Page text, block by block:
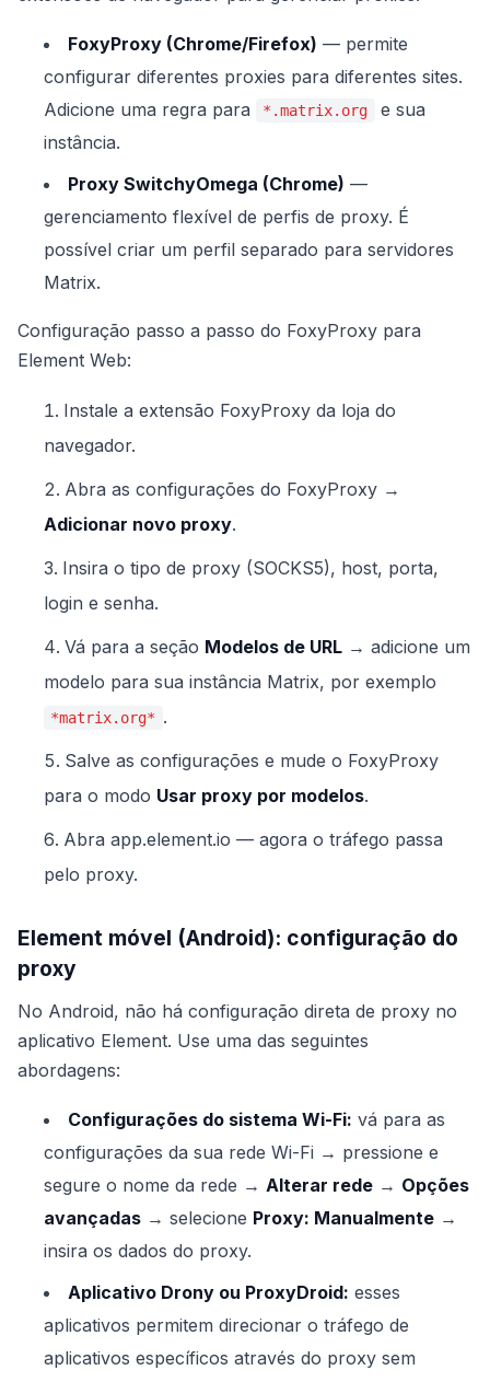
FoxyProxy (Chrome/Firefox) — permite
configurar diferentes proxies para diferentes sites.
Adicione uma regra para
*.matrix.org
e sua
instância.
Proxy SwitchyOmega (Chrome) —
gerenciamento flexível de perfis de proxy. É
possível criar um perfil separado para servidores
Matrix.
Configuração passo a passo do FoxyProxy para
Element Web:
Instale a extensão FoxyProxy da loja do
navegador.
Abra as configurações do FoxyProxy →
Adicionar novo proxy.
Insira o tipo de proxy (SOCKS5), host, porta,
login e senha.
Vá para a seção Modelos de URL → adicione um
modelo para sua instância Matrix, por exemplo
*matrix.org* .
Salve as configurações e mude o FoxyProxy
para o modo Usar proxy por modelos.
Abra app.element.io — agora o tráfego passa
pelo proxy.
Element móvel (Android): configuração do
proxy
No Android, não há configuração direta de proxy no
aplicativo Element. Use uma das seguintes
abordagens:
Configurações do sistema Wi-Fi: vá para as
configurações da sua rede Wi-Fi → pressione e
segure o nome da rede → Alterar rede → Opções
avançadas → selecione Proxy: Manualmente →
insira os dados do proxy.
Aplicativo Drony ou ProxyDroid: esses
aplicativos permitem direcionar o tráfego de
aplicativos específicos através do proxy sem